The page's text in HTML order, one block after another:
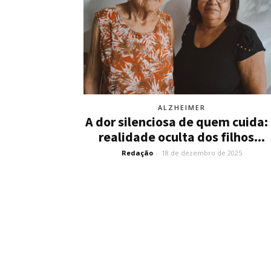
ALZHEIMER
A dor silenciosa de quem cuida:
realidade oculta dos filhos...
Redação - 18 de dezembro de 2025